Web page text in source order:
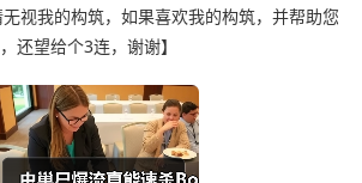
视我的构筑，如果喜欢我的构筑，并帮助您
还望给个3连，谢谢】